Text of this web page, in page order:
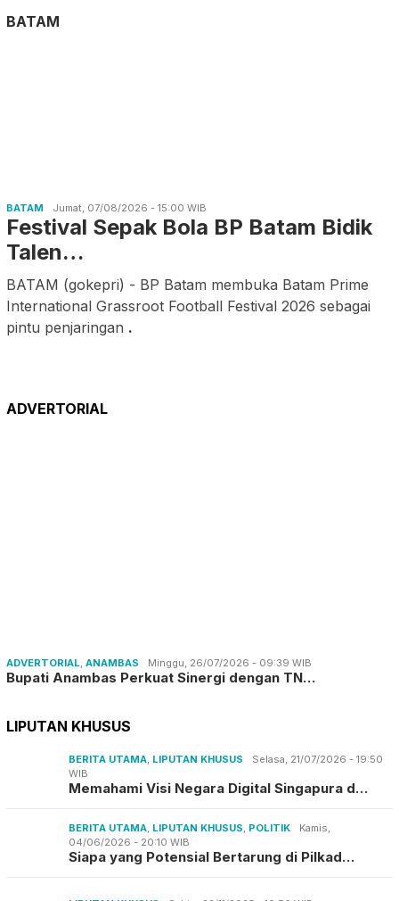
BATAM
BATAM Jumat, 07/08/2026 - 15:00 WIB
Festival Sepak Bola BP Batam Bidik
Talen…
BATAM (gokepri) - BP Batam membuka Batam Prime
International Grassroot Football Festival 2026 sebagai
pintu penjaringan .
ADVERTORIAL
ADVERTORIAL, ANAMBAS Minggu, 26/07/2026 - 09:39 WIB
Bupati Anambas Perkuat Sinergi dengan TN…
LIPUTAN KHUSUS
BERITA UTAMA, LIPUTAN KHUSUS
Selasa, 21/07/2026 - 19:50
WIB
Memahami Visi Negara Digital Singapura d…
BERITA UTAMA, LIPUTAN KHUSUS, POLITIK
Kamis,
04/06/2026 - 20:10 WIB
Siapa yang Potensial Bertarung di Pilkad…